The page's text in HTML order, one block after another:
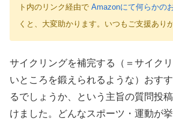
ト内のリンク経由で Amazonにて何らかの
くと、大変助かります。いつもご支援あり
サイクリングを補完する（＝サイク
いところを鍛えられるような）おす
るでしょうか、という主旨の質問投
けました。どんなスポーツ・運動が